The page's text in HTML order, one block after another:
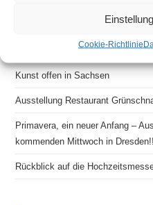
Cookie-Richtlinie
Aktuelle Hochzeitsmessen
Kunst offen in Sachsen
Ausstellung Restaurant
Primavera, ein neuer Anfang –
kommenden Mittwoch in Dresden!!
Rückblick auf die